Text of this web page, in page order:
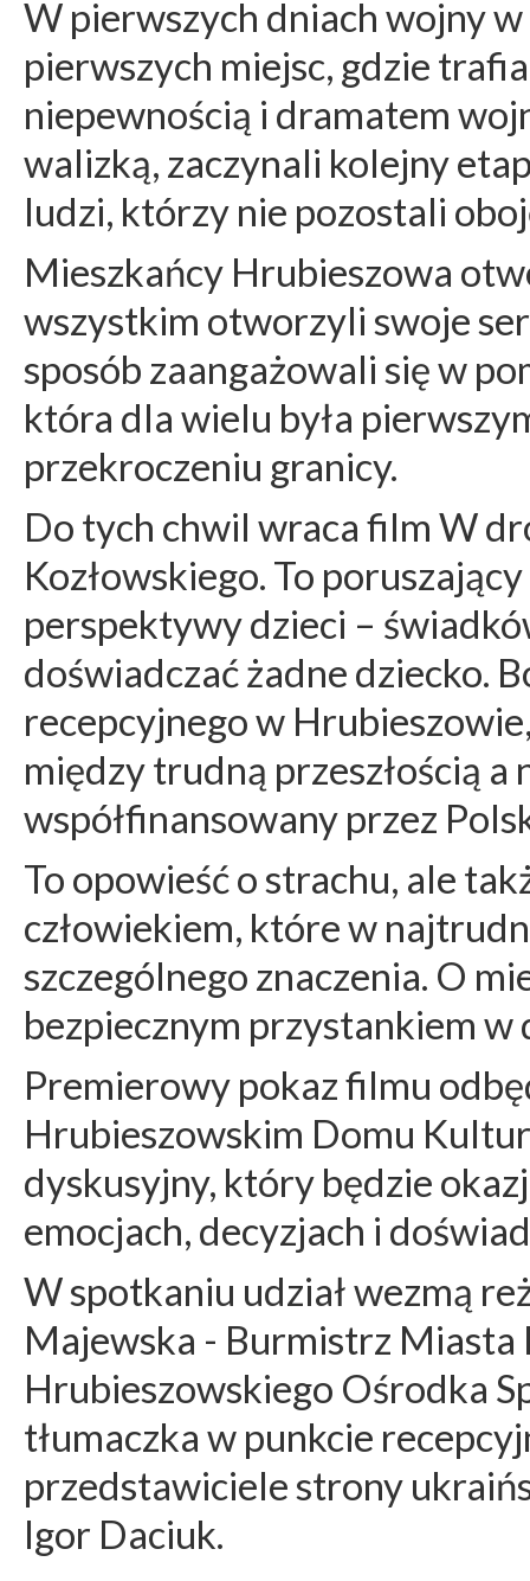
W pierwszych dniach wojny
pierwszych miejsc, gdzie
niepewnością i dramatem
walizką, zaczynali kolejny
ludzi, którzy nie pozostali
Mieszkańcy Hrubieszowa
wszystkim otworzyli swoje
sposób zaangażowali się w
która dla wielu była
przekroczeniu granicy.
Do tych chwil wraca film W
Kozłowskiego. To
perspektywy dzieci –
doświadczać żadne dziecko.
recepcyjnego w
między trudną przeszłością
współfinansowany przez
To opowieść o strachu, ale
człowiekiem, które w
szczególnego znaczenia. O
bezpiecznym przystankiem w
Premierowy pokaz filmu
Hrubieszowskim Domu
dyskusyjny, który będzie
emocjach, decyzjach i
W spotkaniu udział wezmą
Majewska - Burmistrz Miasta
Hrubieszowskiego Ośrodka
tłumaczka w punkcie
przedstawiciele strony
Igor Daciuk.